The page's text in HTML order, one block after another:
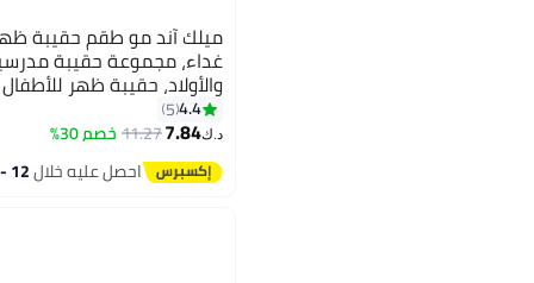
ميلك آند مو طقم حقيبة
غداء، مجموعة حقيبة
والأولاد، حقيبة ظهر
معزولة للأطفال، مناسبة
والروضة والمرحلة الابتدائية
4.4
5
د.ك‏7.84
11.27خصم 30%
احصل عليه خلال12 - 13 اغسطس